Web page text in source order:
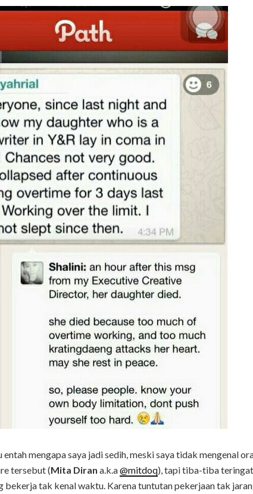
mengapa saya jadi sedih, meski saya tidak mengenal
tersebut (Mita Diran a.k.a@mitdoq), tapi tiba-tiba teringat
bekerja tak kenal waktu. Karena tuntutan pekerjaan tak